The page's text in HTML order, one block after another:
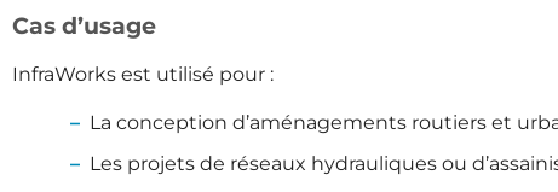
Cas d’usage
InfraWorks est utilisé pour :
La conception d’aménagements routiers et
Les projets de réseaux hydrauliques ou